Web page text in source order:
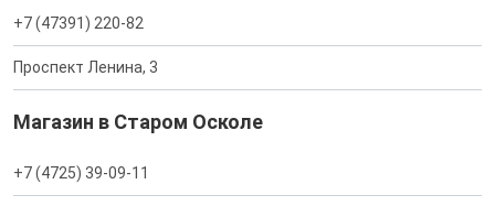
+7 (47391) 220-82
Проспект Ленина, 3
Магазин в Старом Осколе
+7 (4725) 39-09-11